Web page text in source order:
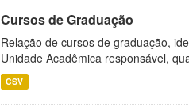
Cursos de Graduação
Relação de cursos de graduação,
Unidade Acadêmica responsável,
CSV